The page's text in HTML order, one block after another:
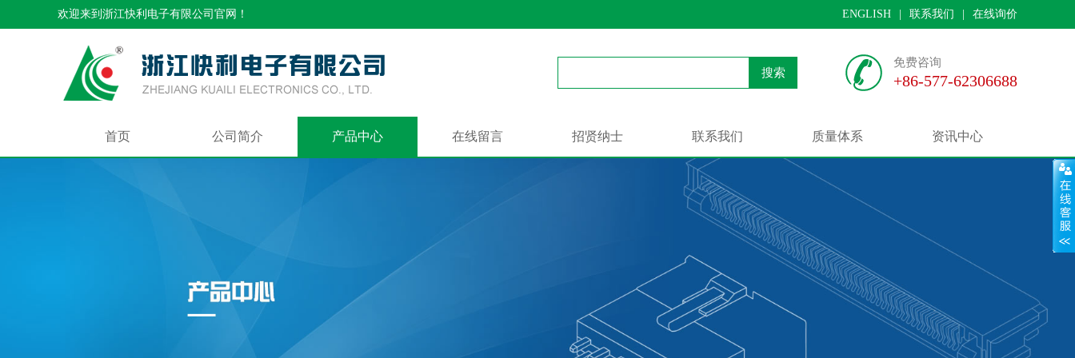
欢迎来到浙江快利电子有限公司官网！ ENGLISH 联系我们 在线询价
免费咨询
+86-577-62306688
搜索
首页 公司简介 产品中心 在线留言 招贤纳士 联系我们 质量体系 资讯中心